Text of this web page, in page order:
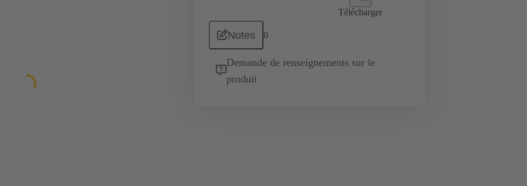
Télécharger
Notes 0
Demande de renseignements sur le
produit